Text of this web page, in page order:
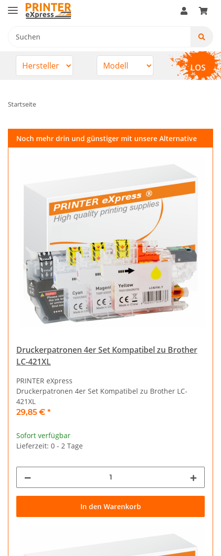
LOS
Startseite
Noch mehr drin und günstiger mit unsere Alternative
Druckerpatronen 4er Set Kompatibel zu Brother
LC-421XL
PRINTER eXpress
Druckerpatronen 4er Set Kompatibel zu Brother LC-
421XL
29,85 € *
Sofort verfügbar
Lieferzeit: 0 - 2 Tage
In den Warenkorb